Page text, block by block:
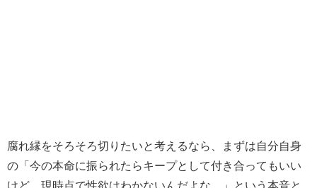
腐れ縁をそろそろ切りたいと考えるなら、まずは自分自身
の「今の本命に振られたらキープとして付き合ってもいい
けど、現時点で性欲はわかないんだよな。」という本音と